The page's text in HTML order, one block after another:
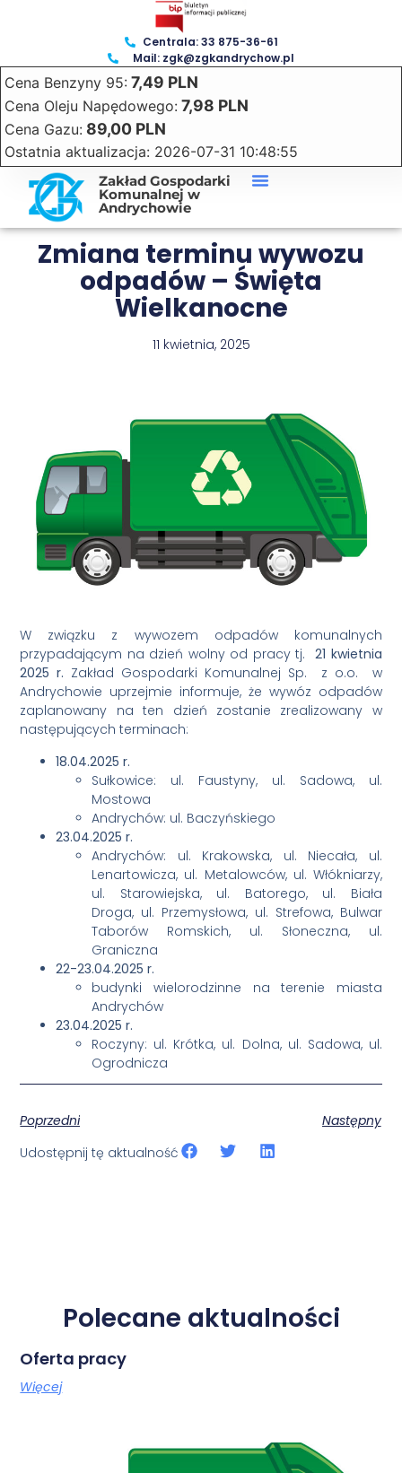
Centrala: 33 875-36-61
Mail: zgk@zgkandrychow.pl
Cena Benzyny 95: 7,49 PLN
Cena Oleju Napędowego: 7,98 PLN
Cena Gazu: 89,00 PLN
Ostatnia aktualizacja: 2026-07-31 10:48:55
Zakład Gospodarki
Komunalnej w
Andrychowie
Zmiana terminu wywozu
odpadów – Święta
Wielkanocne
11 kwietnia, 2025
W związku z wywozem odpadów komunalnych
przypadającym na dzień wolny od pracy tj.21 kwietnia
2025 r. Zakład Gospodarki Komunalnej Sp. z o.o. w
Andrychowie uprzejmie informuje, że wywóz odpadów
zaplanowany na ten dzień zostanie zrealizowany w
następujących terminach:
18.04.2025 r.
Sułkowice: ul. Faustyny, ul. Sadowa, ul.
Mostowa
Andrychów: ul. Baczyńskiego
23.04.2025 r.
Andrychów: ul. Krakowska, ul. Niecała, ul.
Lenartowicza, ul. Metalowców, ul. Włókniarzy,
ul. Starowiejska, ul. Batorego, ul. Biała
Droga, ul. Przemysłowa, ul. Strefowa, Bulwar
Taborów Romskich, ul. Słoneczna, ul.
Graniczna
22-23.04.2025 r.
budynki wielorodzinne na terenie miasta
Andrychów
23.04.2025 r.
Roczyny: ul. Krótka, ul. Dolna, ul. Sadowa, ul.
Ogrodnicza
Poprzedni
Następny
Udostępnij tę aktualność
Polecane aktualności
Oferta pracy
Więcej